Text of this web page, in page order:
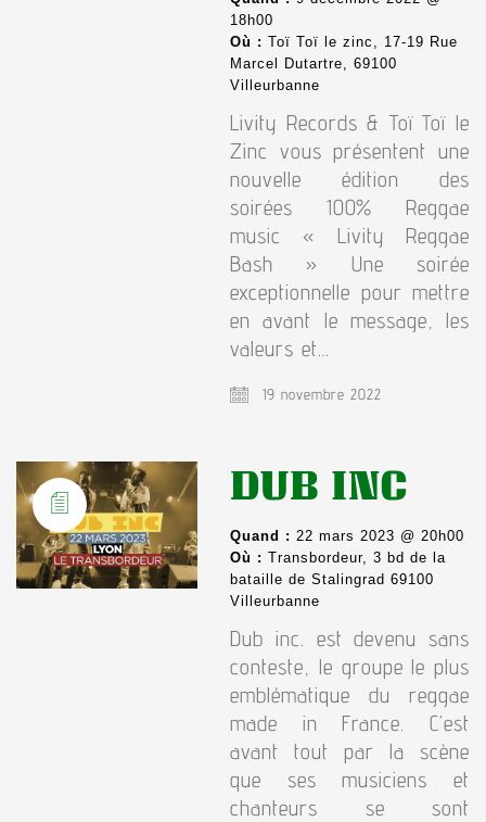
18h00
Où : Toï Toï le zinc, 17-19 Rue
Marcel Dutartre, 69100
Villeurbanne
Livity Records & Toï Toï le
Zinc vous présentent une
nouvelle édition des
soirées 100% Reggae
music « Livity Reggae
Bash » Une soirée
exceptionnelle pour mettre
en avant le message, les
valeurs et…
19 novembre 2022
DUB INC
Quand : 22 mars 2023 @ 20h00
Où : Transbordeur, 3 bd de la
bataille de Stalingrad 69100
Villeurbanne
Dub inc. est devenu sans
conteste, le groupe le plus
emblématique du reggae
made in France. C’est
avant tout par la scène
que ses musiciens et
chanteurs se sont